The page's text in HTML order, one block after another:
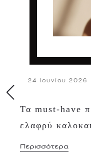
24 Ιουνίου 2026
Τα must-have
ελαφρύ
Περισσότερα